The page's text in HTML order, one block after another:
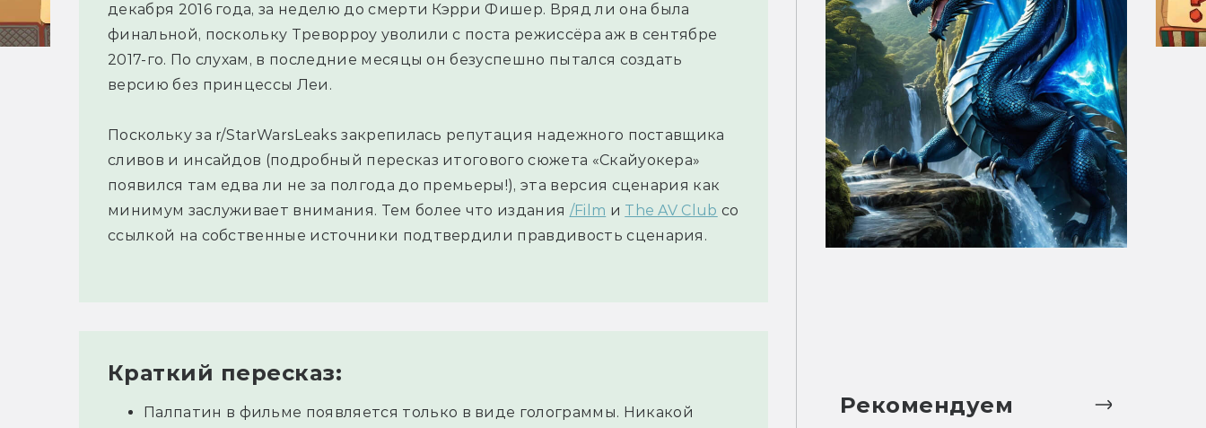
декабря 2016 года, за неделю до смерти Кэрри Фишер. Вряд ли она была
финальной, поскольку Треворроу уволили с поста режиссёра аж в сентябре
2017-го. По слухам, в последние месяцы он безуспешно пытался создать
версию без принцессы Леи.
Поскольку за r/StarWarsLeaks закрепилась репутация надежного поставщика
сливов и инсайдов (подробный пересказ итогового сюжета «Скайуокера»
появился там едва ли не за полгода до премьеры!), эта версия сценария как
минимум заслуживает внимания. Тем более что издания /Film и The AV Club со
ссылкой на собственные источники подтвердили правдивость сценария.
Краткий пересказ:
Палпатин в фильме появляется только в виде голограммы. Никакой
Рекомендуем